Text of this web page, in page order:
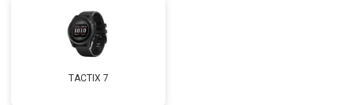
TACTIX 7